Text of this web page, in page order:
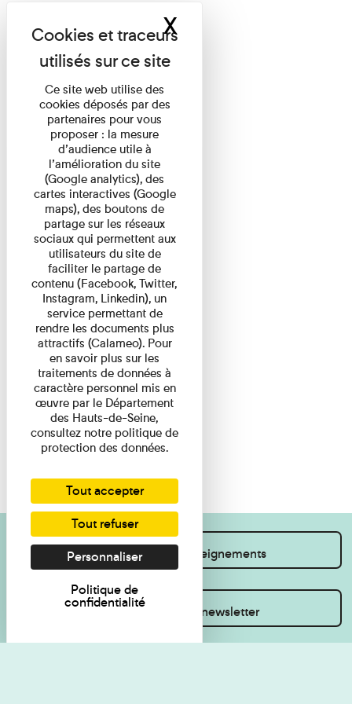
Je souhaite des renseignements
Inscrivez-vous à la newsletter
Ce site web utilise des
cookies déposés par des
partenaires pour vous
proposer : la mesure
d’audience utile à
l’amélioration du site
(Google analytics), des
cartes interactives (Google
maps), des boutons de
partage sur les réseaux
sociaux qui permettent aux
utilisateurs du site de
faciliter le partage de
contenu (Facebook, Twitter,
Instagram, Linkedin), un
service permettant de
rendre les documents plus
attractifs (Calameo). Pour
en savoir plus sur les
traitements de données à
caractère personnel mis en
œuvre par le Département
des Hauts-de-Seine,
consultez notre politique de
protection des données.
Tout accepter
Tout refuser
Personnaliser
Politique de
confidentialité
XMasquer le